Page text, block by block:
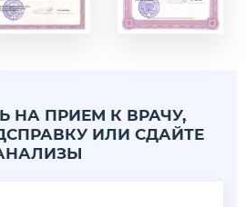
НА ПРИЕМ К ВРАЧУ,
ИЛИ СДАЙТЕ